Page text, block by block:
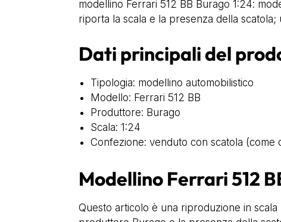
modellino Ferrari 512 BB Burago 1:24:
riporta la scala e la presenza della
Dati principali del
Tipologia: modellino automobilistico
Modello: Ferrari 512 BB
Produttore: Burago
Scala: 1:24
Confezione: venduto con scatola (come
Modellino Ferrari 512
Questo articolo è una riproduzione in